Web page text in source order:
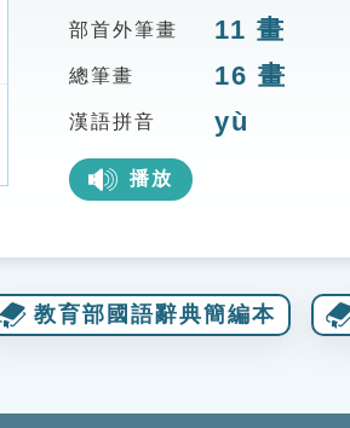
部首外筆畫 11 畫
總筆畫 16 畫
漢語拼音 yù
播放
教育部國語辭典簡編本